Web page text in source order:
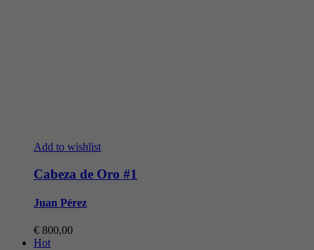
Add to wishlist
Cabeza de Oro #1
Juan Pérez
€ 800,00
Hot